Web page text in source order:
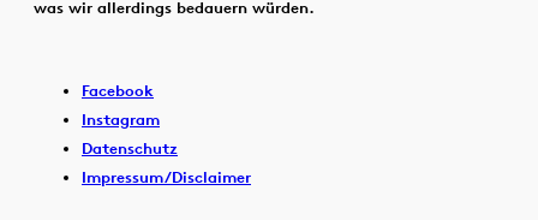
was wir allerdings bedauern würden.
Facebook
Instagram
Datenschutz
Impressum/Disclaimer